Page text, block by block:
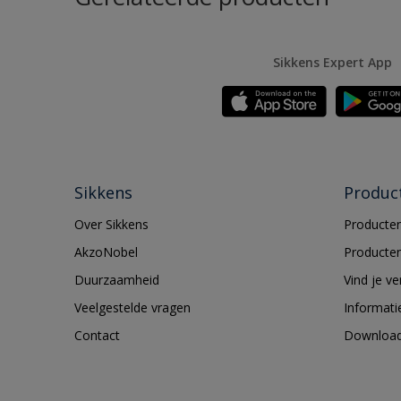
Sikkens Expert App
Sikkens
Over Sikkens
AkzoNobel
Duurzaamheid
Veelgestelde vragen
Contact
Vind je